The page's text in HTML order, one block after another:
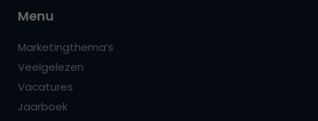
Menu
Marketingthema’s
Veelgelezen
Vacatures
Jaarboek